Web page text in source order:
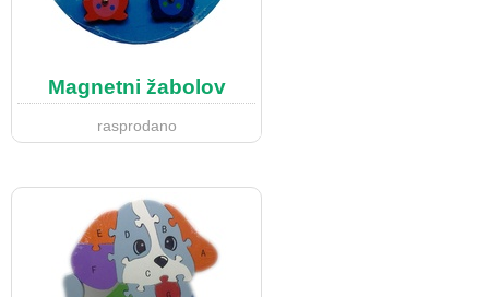
Magnetni žabolov
rasprodano